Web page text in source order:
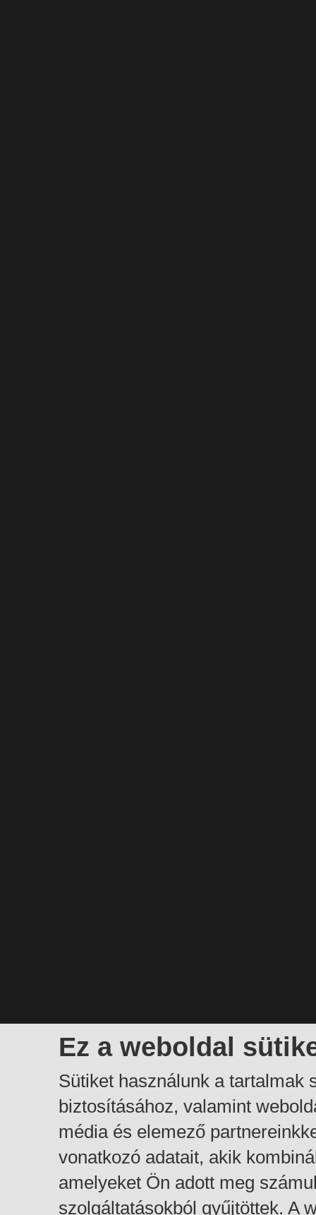
Ez a weboldal
Sütiket használunk a tartalmak
biztosításához, valamint
média és elemező
vonatkozó adatait, akik
amelyeket Ön adott meg
szolgáltatásokból gyűjtöttek. A